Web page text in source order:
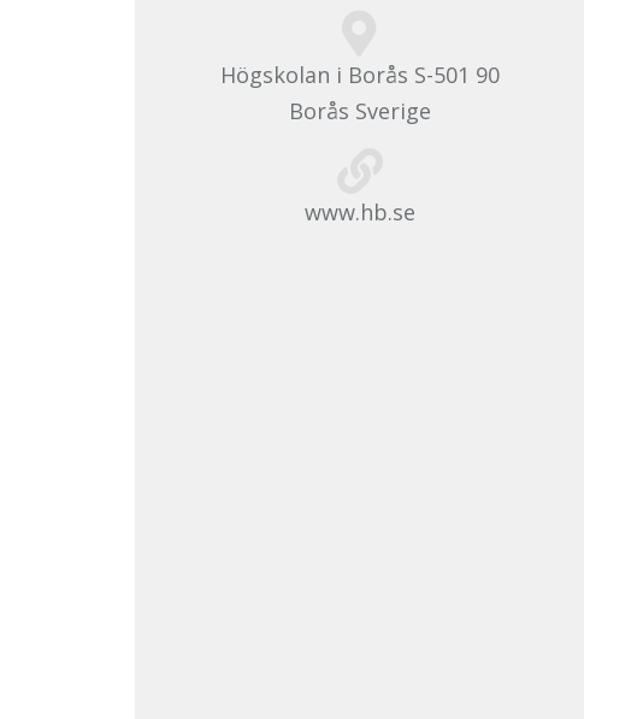
Högskolan i Borås S-501 90
Borås Sverige
www.hb.se